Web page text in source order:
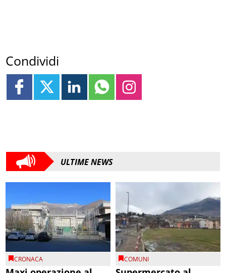
Condividi
ULTIME NEWS
CRONACA COMUNI